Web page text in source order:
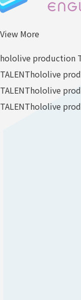
View More
hololive production
TALENThololive
TALENThololive
TALENThololive